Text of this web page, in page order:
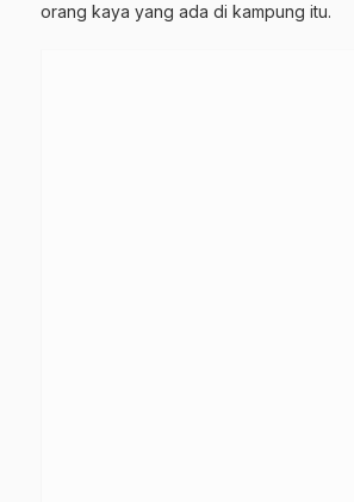
orang kaya yang ada di kampung itu.